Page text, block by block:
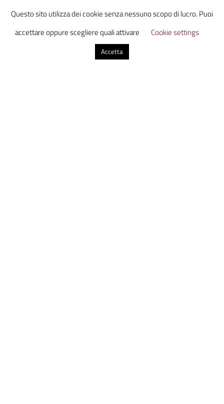
Questo sito utilizza dei cookie senza nessuno scopo di lucro. Puoi
accettare oppure scegliere quali attivare
Cookie settings
Accetta